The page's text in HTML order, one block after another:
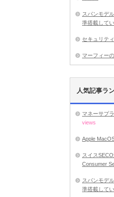
スパンモデ
準搭載して
セキュリティ
マーフィー
人気記事ラ
マネーサプ
views
Apple
スイス
Consumer
スパンモデ
準搭載して